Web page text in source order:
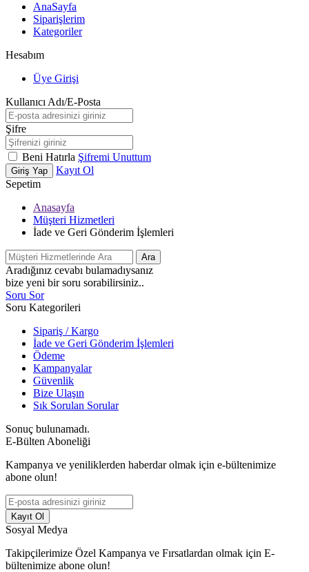
AnaSayfa
Siparişlerim
Kategoriler
Hesabım
Üye Girişi
Kullanıcı Adı/E-Posta
Şifre
Beni Hatırla Şifremi Unuttum
Giriş Yap
Kayıt Ol
Sepetim
Anasayfa
Müşteri Hizmetleri
İade ve Geri Gönderim İşlemleri
Ara
Aradığınız cevabı bulamadıysanız
bize yeni bir soru sorabilirsiniz..
Soru Sor
Soru Kategorileri
Sipariş / Kargo
İade ve Geri Gönderim İşlemleri
Ödeme
Kampanyalar
Güvenlik
Bize Ulaşın
Sık Sorulan Sorular
Sonuç bulunamadı.
E-Bülten Aboneliği
Kampanya ve yeniliklerden haberdar olmak için e-bültenimize
abone olun!
Kayıt Ol
Sosyal Medya
Takipçilerimize Özel Kampanya ve Fırsatlardan olmak için E-
bültenimize abone olun!